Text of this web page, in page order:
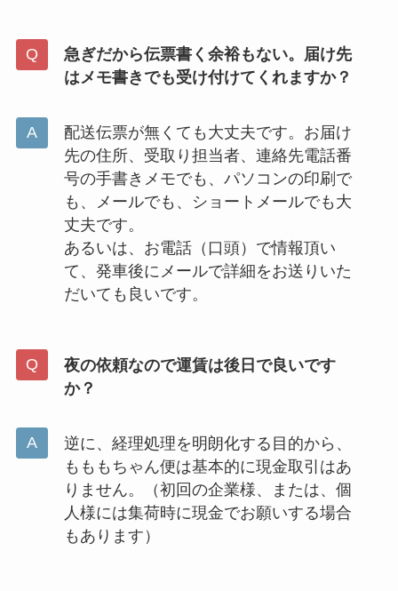
急ぎだから伝票書く余裕もない。届け先
はメモ書きでも受け付けてくれますか？
配送伝票が無くても大丈夫です。お届け
先の住所、受取り担当者、連絡先電話番
号の手書きメモでも、パソコンの印刷で
も、メールでも、ショートメールでも大
丈夫です。
あるいは、お電話（口頭）で情報頂い
て、発車後にメールで詳細をお送りいた
だいても良いです。
夜の依頼なので運賃は後日で良いです
か？
逆に、経理処理を明朗化する目的から、
もももちゃん便は基本的に現金取引はあ
りません。（初回の企業様、または、個
人様には集荷時に現金でお願いする場合
もあります）